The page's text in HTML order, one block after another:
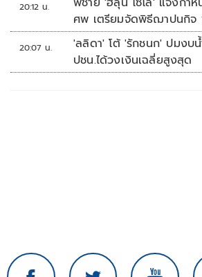
20:12 น.
ศพ เตรียมจัดพิธีฌาปนกิจ
20:07 น.
'ลลิดา' โต้ 'รักชนก' ปมงบ
ปชน.ได้วงเงินเฉลี่ยสูงสุด